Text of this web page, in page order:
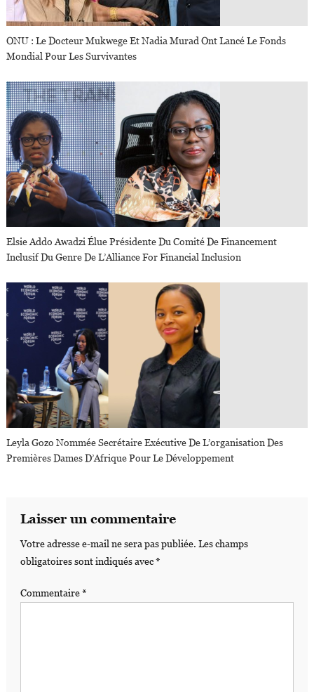
ONU : Le Docteur Mukwege Et Nadia Murad Ont Lancé Le Fonds
Mondial Pour Les Survivantes
Elsie Addo Awadzi Élue Présidente Du Comité De Financement
Inclusif Du Genre De L’Alliance For Financial Inclusion
Leyla Gozo Nommée Secrétaire Exécutive De L’organisation Des
Premières Dames D’Afrique Pour Le Développement
Laisser un commentaire
Votre adresse e-mail ne sera pas publiée. Les champs
obligatoires sont indiqués avec*
Commentaire*